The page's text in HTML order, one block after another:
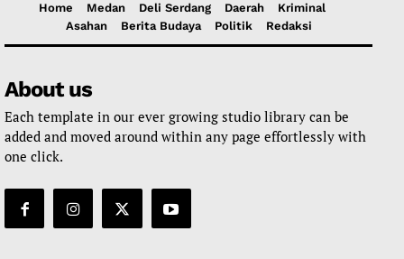
Home Medan Deli Serdang Daerah
Kriminal
Asahan
Berita Budaya Politik Redaksi
About us
Each template in our ever growing studio library can be
added and moved around within any page effortlessly with
one click.